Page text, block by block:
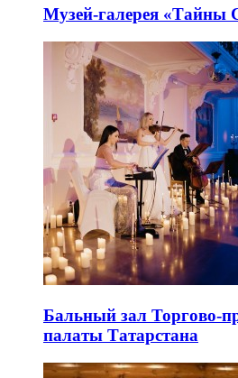
Музей-галерея «Тайны
Бальный зал Торгово-
палаты Татарстана